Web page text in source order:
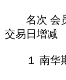
名次 会员
交易日增减
１ 南华期